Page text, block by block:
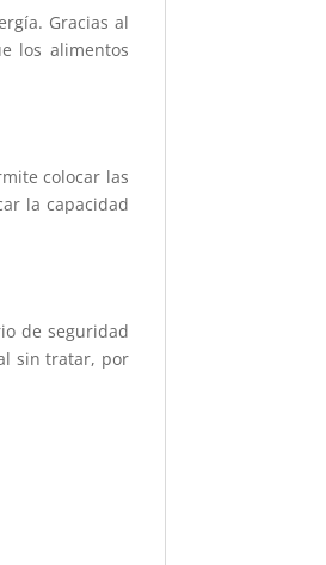
Gracias al
los alimentos
colocar las
la capacidad
de seguridad
sin tratar, por